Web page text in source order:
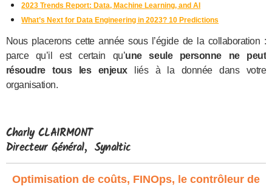
2023 Trends Report: Data, Machine Learning, and AI
What’s Next for Data Engineering in 2023? 10 Predictions
Nous placerons cette année sous l’égide de la collaboration :
parce qu’il est certain qu’une seule personne ne peut
résoudre tous les enjeuxliés à la donnée dans votre
organisation.
Charly CLAIRMONT
Directeur Général, Synaltic
Optimisation de coûts, FINOps, le contrôleur de